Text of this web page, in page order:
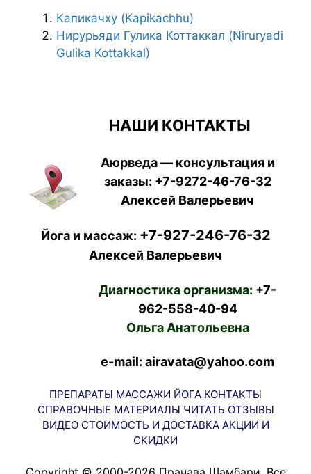
Капикачху (Kapikachhu)
Нирурьяди Гулика Коттаккал (Niruryadi
Gulika Kottakkal)
НАШИ КОНТАКТЫ
Аюрведа — консультация и
заказы: +7-9272-46-76-32
Алексей Валерьевич
Йога и массаж: +7-927-246-76-32
Алексей Валерьевич
Диагностика организма: +7-
962-558-40-94
Ольга Анатольевна
e-mail: airavata@yahoo.com
ПРЕПАРАТЫ МАССАЖИ ЙОГА КОНТАКТЫ
СПРАВОЧНЫЕ МАТЕРИАЛЫ ЧИТАТЬ ОТЗЫВЫ
ВИДЕО СТОИМОСТЬ И ДОСТАВКА АКЦИИ И
СКИДКИ